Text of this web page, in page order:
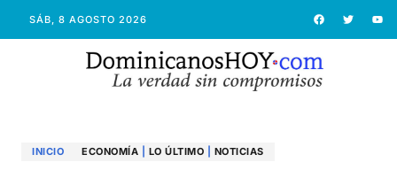
SÁB, 8 AGOSTO 2026
INICIO ECONOMÍ­A LO ÚLTIMO NOTICIAS